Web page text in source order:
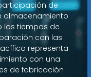
de
almacenamiento
los tiempos de
con las
representa
con una
de fabricación